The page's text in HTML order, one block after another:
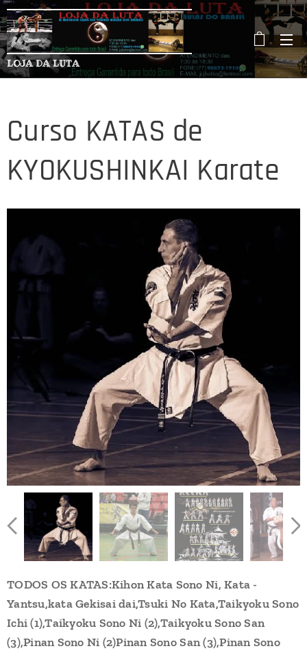
LOJA DA LUTA
Curso KATAS de
KYOKUSHINKAI Karate
TODOS OS KATAS:Kihon Kata Sono Ni, Kata -
Yantsu,kata Gekisai dai,Tsuki No Kata,Taikyoku Sono
Ichi (1),Taikyoku Sono Ni (2),Taikyoku Sono San
(3),Pinan Sono Ni (2)Pinan Sono San (3),Pinan Sono